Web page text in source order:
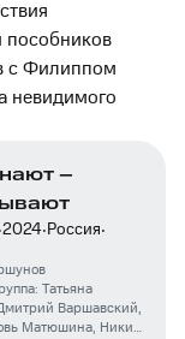
пособников
с Филиппом
невидимого
–
·2024·Россия·
Татьяна
Варшавский,
Матюшина, Никита